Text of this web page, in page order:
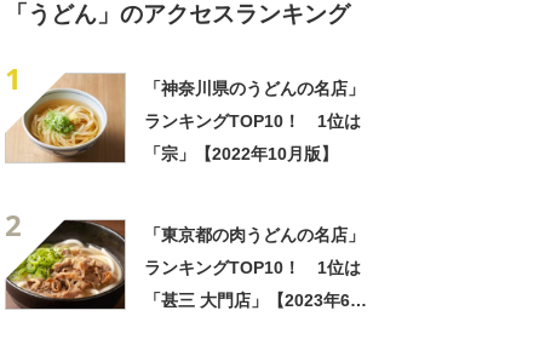
「うどん」のアクセスランキング
1
「神奈川県のうどんの名店」
ランキングTOP10！ 1位は
「宗」【2022年10月版】
2
「東京都の肉うどんの名店」
ランキングTOP10！ 1位は
「甚三 大門店」【2023年6月